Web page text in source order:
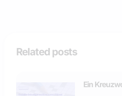
Related posts
Ein